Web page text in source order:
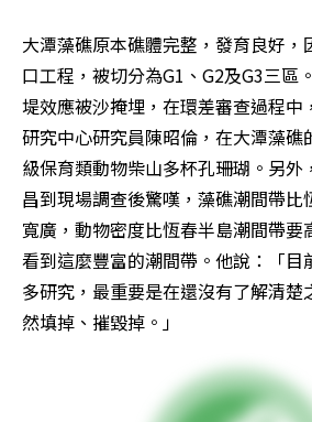
大潭藻礁原本礁體完整，發育良好，
口工程，被切分為G1、G2及G3三區
堤效應被沙掩埋，在環差審查過程中
研究中心研究員陳昭倫，在大潭藻礁
級保育類動物柴山多杯孔珊瑚。另外
昌到現場調查後驚嘆，藻礁潮間帶比
寬廣，動物密度比恆春半島潮間帶要
看到這麼豐富的潮間帶。他說：「目
多研究，最重要是在還沒有了解清楚
然填掉、摧毀掉。」